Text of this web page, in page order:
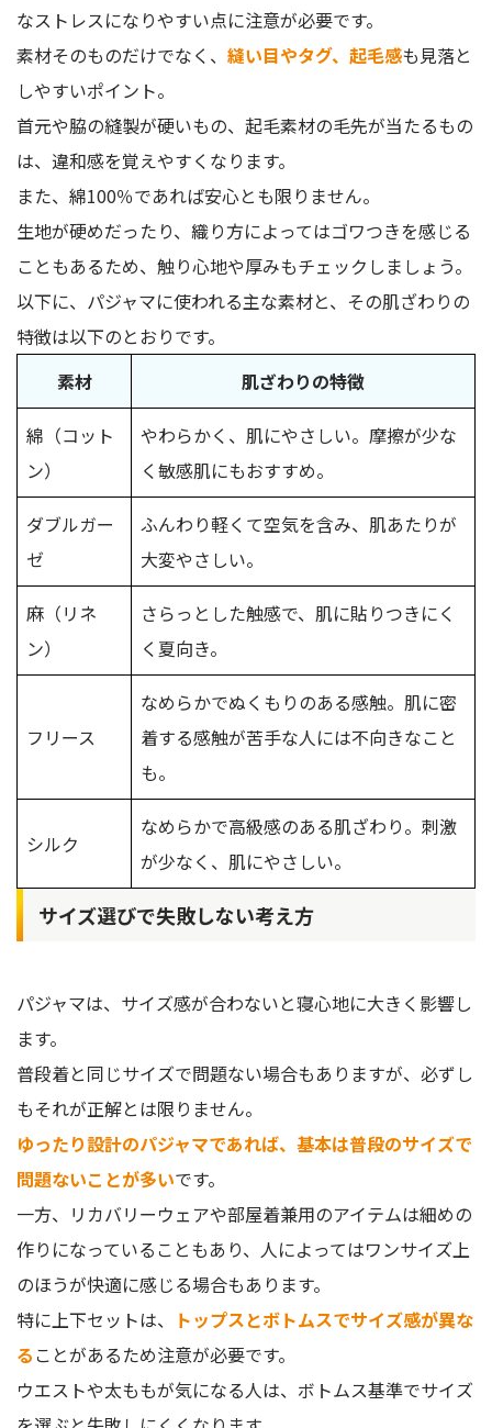
なストレスになりやすい点に注意が必要です。
素材そのものだけでなく、 縫い目やタグ、起毛感も見落と
しやすいポイント。
首元や脇の縫製が硬いもの、起毛素材の毛先が当たるもの
は、違和感を覚えやすくなります。
また、綿100％であれば安心とも限りません。
生地が硬めだったり、織り方によってはゴワつきを感じる
こともあるため、触り心地や厚みもチェックしましょう。
以下に、パジャマに使われる主な素材と、その肌ざわりの
特徴は以下のとおりです。
素材
肌ざわりの特徴
綿（コット
ン）
やわらかく、肌にやさしい。摩擦が少な
く敏感肌にもおすすめ。
ダブルガー
ゼ
ふんわり軽くて空気を含み、肌あたりが
大変やさしい。
麻（リネ
ン）
さらっとした触感で、肌に貼りつきにく
く夏向き。
フリース
なめらかでぬくもりのある感触。肌に密
着する感触が苦手な人には不向きなこと
も。
シルク
なめらかで高級感のある肌ざわり。刺激
が少なく、肌にやさしい。
サイズ選びで失敗しない考え方
パジャマは、サイズ感が合わないと寝心地に大きく影響し
ます。
普段着と同じサイズで問題ない場合もありますが、必ずし
もそれが正解とは限りません。
ゆったり設計のパジャマであれば、基本は普段のサイズで
問題ないことが多いです。
一方、リカバリーウェアや部屋着兼用のアイテムは細めの
作りになっていることもあり、人によってはワンサイズ上
のほうが快適に感じる場合もあります。
特に上下セットは、 トップスとボトムスでサイズ感が異な
る ことがあるため注意が必要です。
ウエストや太ももが気になる人は、ボトムス基準でサイズ